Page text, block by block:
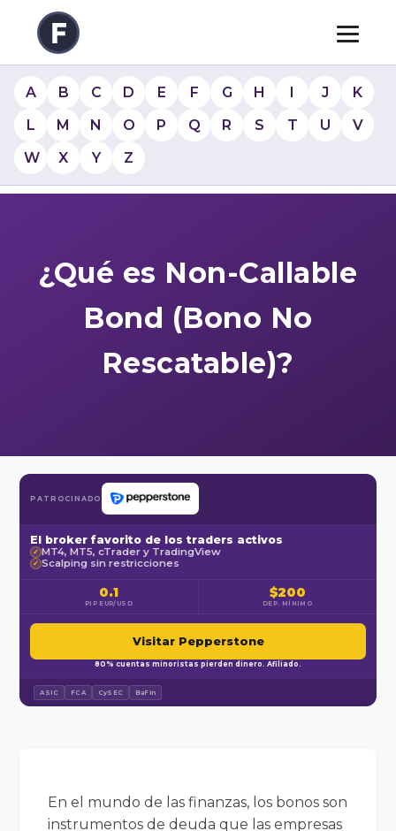
A B C D E F G H I J
K
L
M N O P Q R S T U
V
W
X Y Z
¿Qué es Non-Callable
Bond (Bono No
Rescatable)?
PATROCINADO
El broker favorito de los traders activos
✓ MT4, MT5, cTrader y TradingView
✓ Scalping sin restricciones
0.1
PIP EUR/USD
$200
DEP. MÍNIMO
Visitar Pepperstone
80% cuentas minoristas pierden dinero. Afiliado.
ASIC FCA CySEC BaFin
En el mundo de las finanzas, los bonos son
instrumentos de deuda que las empresas